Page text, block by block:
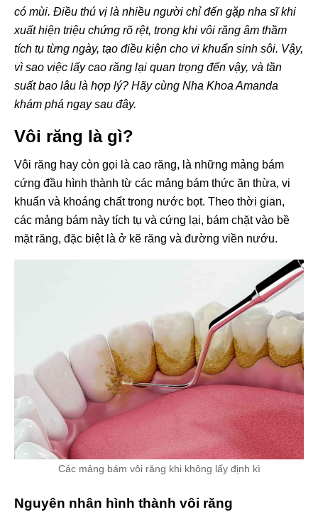
có mùi. Điều thú vị là nhiều người chỉ đến gặp nha sĩ khi
xuất hiện triệu chứng rõ rệt, trong khi vôi răng âm thầm
tích tụ từng ngày, tạo điều kiện cho vi khuẩn sinh sôi. Vậy,
vì sao việc lấy cao răng lại quan trọng đến vậy, và tần
suất bao lâu là hợp lý? Hãy cùng Nha Khoa Amanda
khám phá ngay sau đây.
Vôi răng là gì?
Vôi răng hay còn gọi là cao răng, là những mảng bám
cứng đầu hình thành từ các mảng bám thức ăn thừa, vi
khuẩn và khoáng chất trong nước bọt. Theo thời gian,
các mảng bám này tích tụ và cứng lại, bám chặt vào bề
mặt răng, đặc biệt là ở kẽ răng và đường viền nướu.
Các mảng bám vôi răng khi không lấy định kì
Nguyên nhân hình thành vôi răng